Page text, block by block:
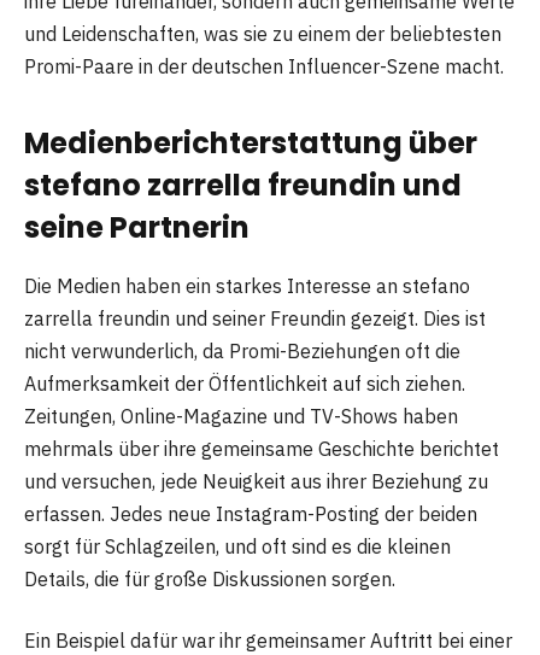
und Leidenschaften, was sie zu einem der beliebtesten
Promi-Paare in der deutschen Influencer-Szene macht.
Medienberichterstattung über
stefano zarrella freundin und
seine Partnerin
Die Medien haben ein starkes Interesse an stefano
zarrella freundin und seiner Freundin gezeigt. Dies ist
nicht verwunderlich, da Promi-Beziehungen oft die
Aufmerksamkeit der Öffentlichkeit auf sich ziehen.
Zeitungen, Online-Magazine und TV-Shows haben
mehrmals über ihre gemeinsame Geschichte berichtet
und versuchen, jede Neuigkeit aus ihrer Beziehung zu
erfassen. Jedes neue Instagram-Posting der beiden
sorgt für Schlagzeilen, und oft sind es die kleinen
Details, die für große Diskussionen sorgen.
Ein Beispiel dafür war ihr gemeinsamer Auftritt bei einer